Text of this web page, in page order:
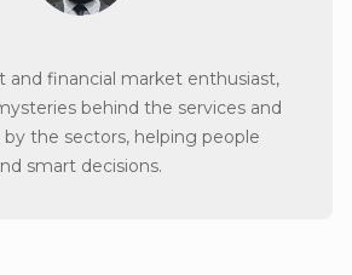
and financial market enthusiast,
behind the services and
the sectors, helping people
smart decisions.